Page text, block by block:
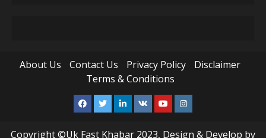
About Us Contact Us Privacy Policy
Disclaimer
Terms & Conditions
Facebook
TwitterLinkedin
VK YoutubeInstagram
Copyright ©Uk Fast Khabar 2023, Design & Develop by